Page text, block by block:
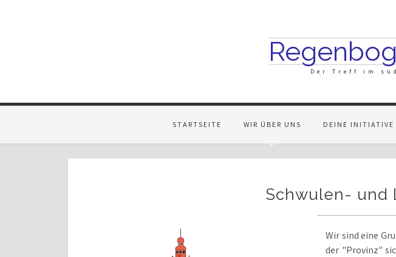
Der Treff im
STARTSEITE WIR ÜBER UNS DEINE INITIATIVE
Schwulen- und
Wir sind eine
der "Provinz"